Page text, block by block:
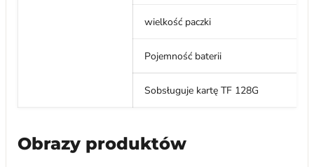
wielkość paczki
Pojemność baterii
Sobsługuje kartę TF 128G
Obrazy produktów